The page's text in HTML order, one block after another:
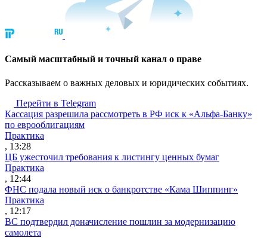
Cамый масштабный и точный канал о праве
Рассказываем о важных деловых и юридических событиях.
Перейти в Telegram
Кассация разрешила рассмотреть в РФ иск к «Альфа-Банку»
по еврооблигациям
Практика
, 13:28
ЦБ ужесточил требования к листингу ценных бумаг
Практика
, 12:44
ФНС подала новый иск о банкротстве «Кама Шиппинг»
Практика
, 12:17
ВС подтвердил доначисление пошлин за модернизацию
самолета